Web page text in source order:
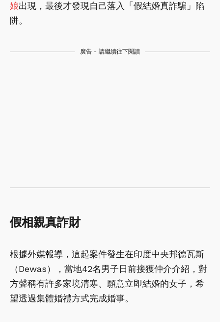
娘出現，最後才發現自己落入「假結婚真詐騙」陷
阱。
廣告 - 請繼續往下閱讀
假相親真詐財
根據外媒報導 ，這起案件發生在印度中央邦德瓦斯
（Dewas），當地42名男子日前接獲仲介介紹，對
方聲稱有許多家境清寒、願意立即結婚的女子，希
望透過集體婚禮方式完成婚事。